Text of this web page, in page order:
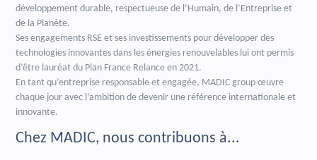
développement durable, respectueuse de l’Humain, de l’Entreprise et
de la Planète.
Ses engagements RSE et ses investissements pour développer des
technologies innovantes dans les énergies renouvelables lui ont permis
d’être lauréat du Plan France Relance en 2021.
En tant qu’entreprise responsable et engagée, MADIC group œuvre
chaque jour avec l’ambition de devenir une référence internationale et
innovante.
Chez MADIC, nous contribuons à...